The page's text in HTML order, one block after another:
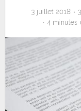
3 juillet 2018
4 minutes